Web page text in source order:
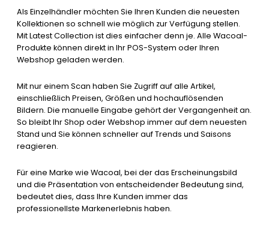
Als Einzelhändler möchten Sie Ihren Kunden die neuesten
Kollektionen so schnell wie möglich zur Verfügung stellen.
Mit Latest Collection ist dies einfacher denn je. Alle Wacoal-
Produkte können direkt in Ihr POS-System oder Ihren
Webshop geladen werden.
Mit nur einem Scan haben Sie Zugriff auf alle Artikel,
einschließlich Preisen, Größen und hochauflösenden
Bildern. Die manuelle Eingabe gehört der Vergangenheit an.
So bleibt Ihr Shop oder Webshop immer auf dem neuesten
Stand und Sie können schneller auf Trends und Saisons
reagieren.
Für eine Marke wie Wacoal, bei der das Erscheinungsbild
und die Präsentation von entscheidender Bedeutung sind,
bedeutet dies, dass Ihre Kunden immer das
professionellste Markenerlebnis haben.